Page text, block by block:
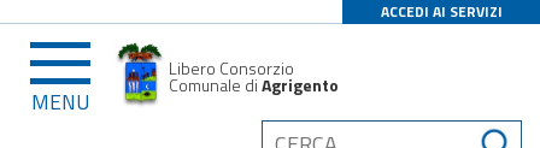
ACCEDI AI SERVIZI
MENU
Libero Consorzio
Comunale diAgrigento